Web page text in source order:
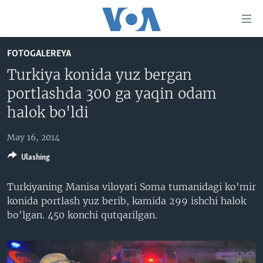
boring
Boshiga
Qidiruvga
o'ting
AMERIKA
MARKAZIY OSIYO
AMERIKA MANZARALARI
XALQARO HAYOT
MOBIL-SALOM!
IJTIMOIY TARMOQLAR
FACEBOOK
INSTAGRAM
INGLIZ TILI DARSLARI
FOTOGALEREYA
Turkiya konida yuz bergan
portlashda 300 ga yaqin odam
halok bo'ldi
May 16, 2014
Turkiyaning Manisa viloyati Soma tumanidagi ko'mir
konida portlash yuz berib, kamida 299 ishchi halok
bo'lgan. 450 konchi qutqarilgan.
Ulashing